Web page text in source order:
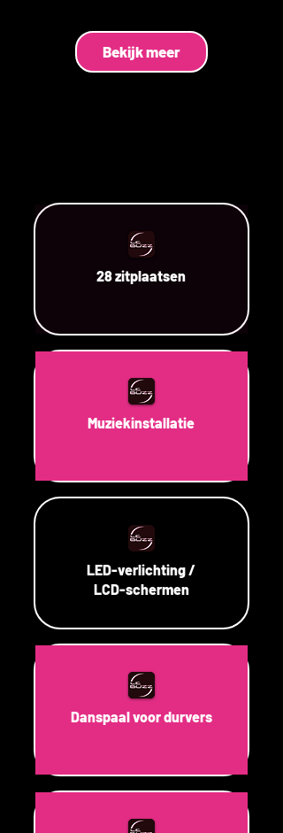
Bekijk meer
28 zitplaatsen
Muziekinstallatie
LED-verlichting /
LCD-schermen
Danspaal voor durvers